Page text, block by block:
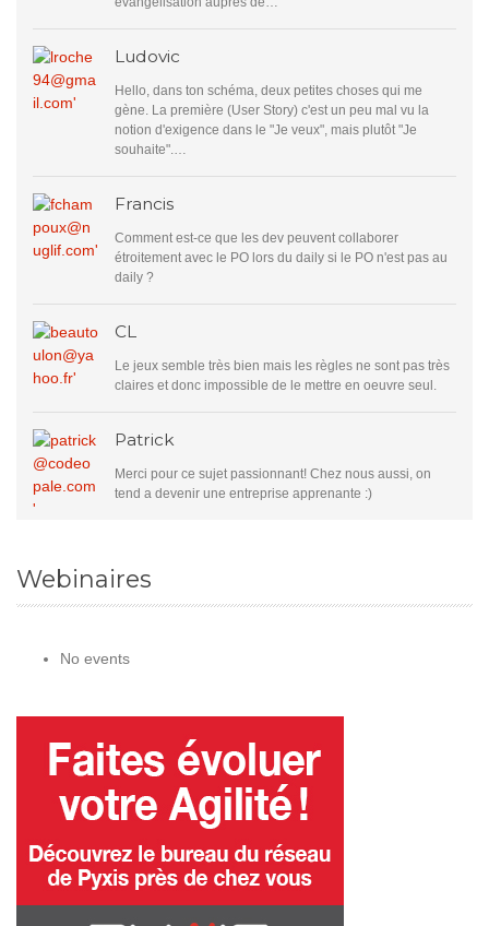
Ludovic
Hello, dans ton schéma, deux petites choses qui me
gène. La première (User Story) c'est un peu mal vu la
notion d'exigence dans le "Je veux", mais plutôt "Je
souhaite".…
Francis
Comment est-ce que les dev peuvent collaborer
étroitement avec le PO lors du daily si le PO n'est pas au
daily ?
CL
Le jeux semble très bien mais les règles ne sont pas très
claires et donc impossible de le mettre en oeuvre seul.
Patrick
Merci pour ce sujet passionnant! Chez nous aussi, on
tend a devenir une entreprise apprenante :)
Webinaires
No events